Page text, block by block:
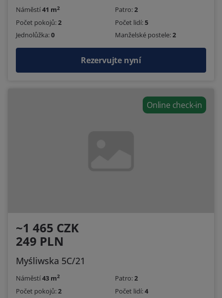
Náměstí41 m2 Patro:2
Počet pokojů:2 Počet lidí:5
Jednolůžka:0 Manželské postele:2
Rezervujte nyní
Online check-in
~1 465 CZK
249 PLN
Myśliwska 5C/21
Náměstí43 m2 Patro:2
Počet pokojů:2 Počet lidí:4